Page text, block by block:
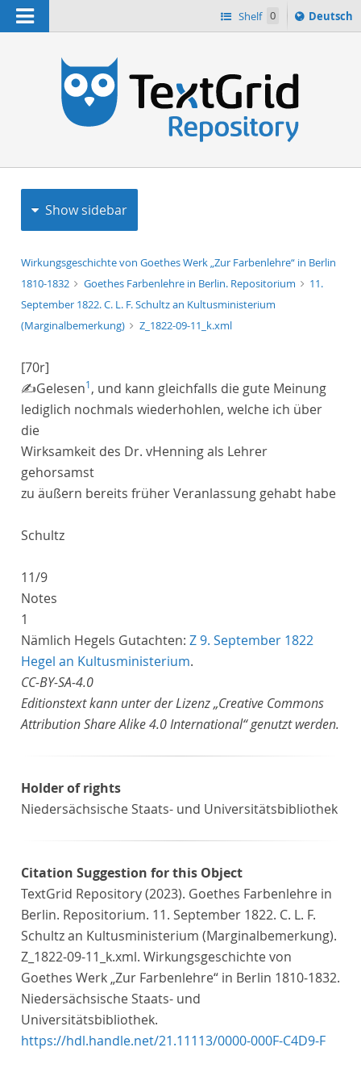
Navigation Shelf 0
Sprache
ï¿½ndern
Deutsch
Show sidebar
Wirkungsgeschichte von Goethes Werk „Zur Farbenlehre“ in Berlin
1810-1832
Goethes Farbenlehre in Berlin. Repositorium
11.
September 1822. C. L. F. Schultz an Kultusministerium
(Marginalbemerkung)
Z_1822-09-11_k.xml
[70r]
✍Gelesen1, und kann gleichfalls die gute Meinung
lediglich nochmals wiederhohlen, welche ich über
die
Wirksamkeit des Dr. vHenningals Lehrer
gehorsamst
zu äußern bereits früher Veranlassung gehabt habe
Schultz
11/9
Notes
1
Nämlich Hegels Gutachten: Z 9. September 1822
Hegel an Kultusministerium.
CC-BY-SA-4.0
Editionstext kann unter der Lizenz „Creative Commons
Attribution Share Alike 4.0 International“ genutzt werden.
Holder of rights
Niedersächsische Staats- und Universitätsbibliothek
Citation Suggestion for this Object
TextGrid Repository (2023). Goethes Farbenlehre in
Berlin. Repositorium. 11. September 1822. C. L. F.
Schultz an Kultusministerium (Marginalbemerkung).
Z_1822-09-11_k.xml. Wirkungsgeschichte von
Goethes Werk „Zur Farbenlehre“ in Berlin 1810-1832.
Niedersächsische Staats- und
Universitätsbibliothek.
https://hdl.handle.net/21.11113/0000-000F-C4D9-F